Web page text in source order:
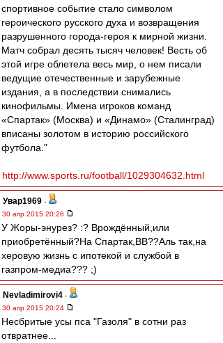
спортивное событие стало символом
героического русского духа и возвращения
разрушенного города-героя к мирной жизни.
Матч собрал десять тысяч человек! Весть об
этой игре облетела весь мир, о нем писали
ведущие отечественные и зарубежные
издания, а в последствии снимались
кинофильмы. Имена игроков команд
«Спартак» (Москва) и «Динамо» (Сталинград)
вписаны золотом в историю российского
футбола."
http://www.sports.ru/football/1029304632.html
Увар1969 -
30 апр 2015 20:26
У Жоры-энурез? :? Врождённый,или
приобретённый?На Спартак,ВВ??Аль так,на
херовую жизнь с ипотекой и службой в
газпром-медиа??? ;)
Nevladimirovi4 -
30 апр 2015 20:24
Несбритые усы пса "Газоля" в сотни раз
отвратнее...